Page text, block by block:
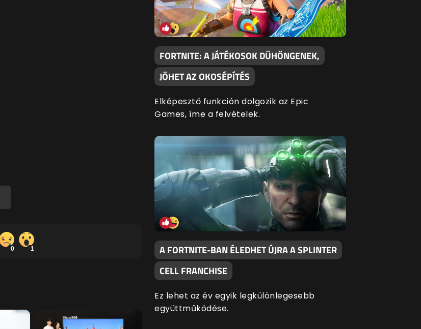
0 1
FORTNITE: A JÁTÉKOSOK DÜHÖNGENEK,
JÖHET AZ OKOSÉPÍTÉS
Elképesztő funkción dolgozik az Epic
Games, íme a felvételek.
A FORTNITE-BAN ÉLEDHET ÚJRA A SPLINTER
CELL FRANCHISE
Ez lehet az év egyik legkülönlegesebb
együttműködése.